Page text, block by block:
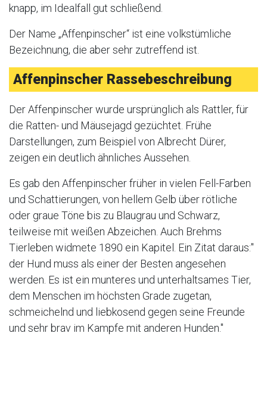
knapp, im Idealfall gut schließend.
Der Name „Affenpinscher“ ist eine volkstümliche
Bezeichnung, die aber sehr zutreffend ist.
Affenpinscher Rassebeschreibung
Der Affenpinscher wurde ursprünglich als Rattler, für
die Ratten- und Mäusejagd gezüchtet. Frühe
Darstellungen, zum Beispiel von Albrecht Dürer,
zeigen ein deutlich ähnliches Aussehen.
Es gab den Affenpinscher früher in vielen Fell-Farben
und Schattierungen, von hellem Gelb über rötliche
oder graue Töne bis zu Blaugrau und Schwarz,
teilweise mit weißen Abzeichen. Auch Brehms
Tierleben widmete 1890 ein Kapitel. Ein Zitat daraus:"
der Hund muss als einer der Besten angesehen
werden. Es ist ein munteres und unterhaltsames Tier,
dem Menschen im höchsten Grade zugetan,
schmeichelnd und liebkosend gegen seine Freunde
und sehr brav im Kampfe mit anderen Hunden."